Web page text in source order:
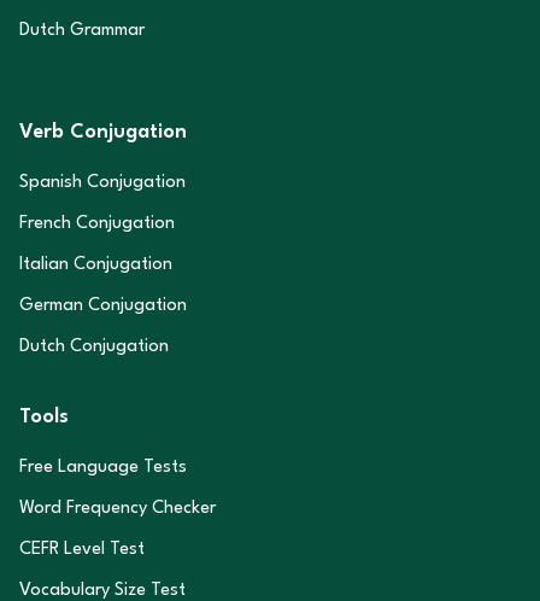
Dutch Grammar
Verb Conjugation
Spanish Conjugation
French Conjugation
Italian Conjugation
German Conjugation
Dutch Conjugation
Tools
Free Language Tests
Word Frequency Checker
CEFR Level Test
Vocabulary Size Test